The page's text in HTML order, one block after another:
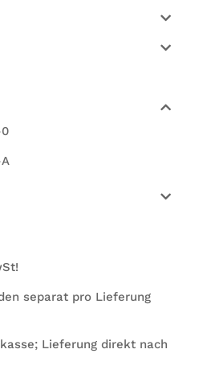
sepa­rat pro Lie­fe­rung
Lie­fe­rung direkt nach